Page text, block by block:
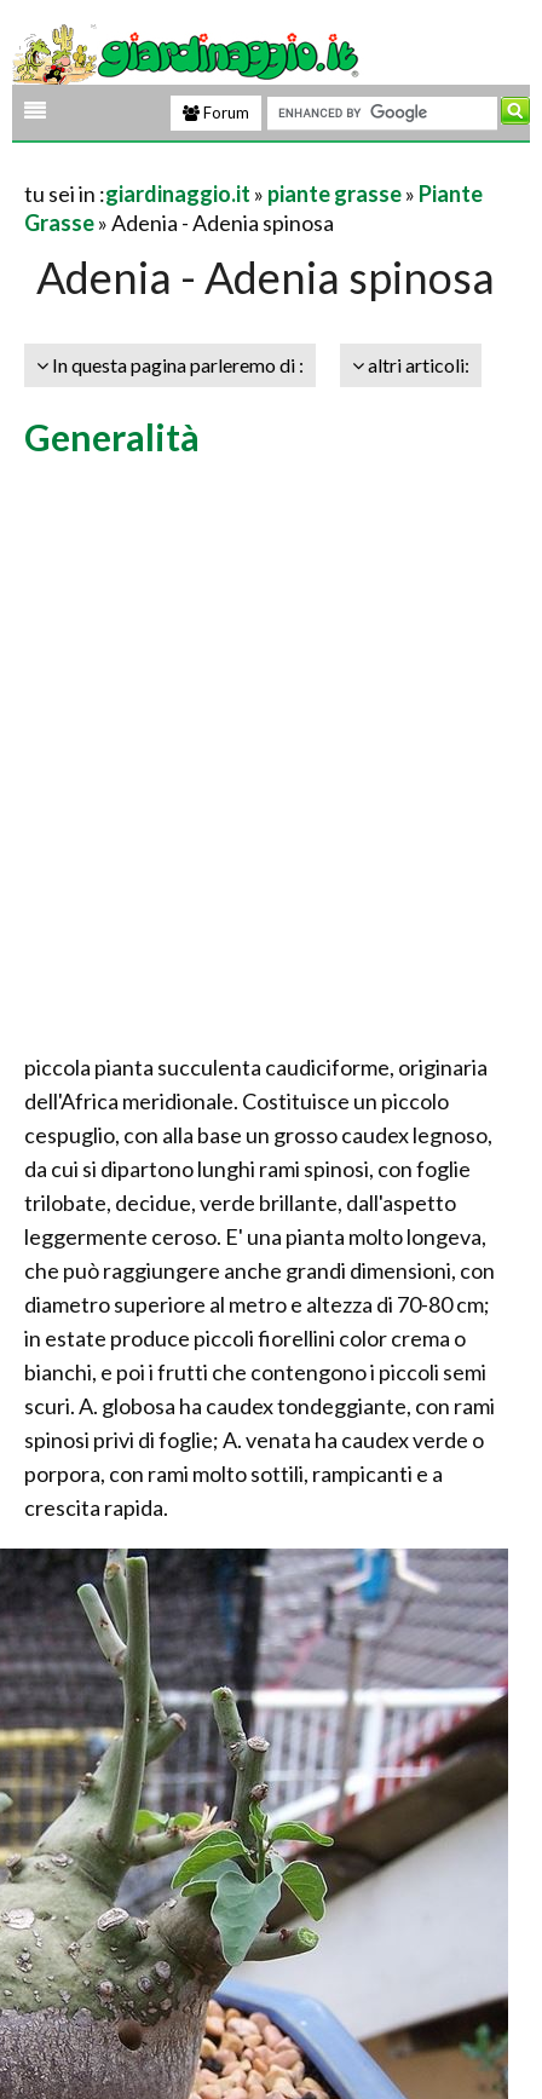
Forum
tu sei in :giardinaggio.it » piante grasse» Piante
Grasse» Adenia - Adenia spinosa
Adenia - Adenia spinosa
In questa pagina parleremo di : altri articoli:
Generalità
piccola pianta succulenta caudiciforme, originaria
dell'Africa meridionale. Costituisce un piccolo
cespuglio, con alla base un grosso caudex legnoso,
da cui si dipartono lunghi rami spinosi, con foglie
trilobate, decidue, verde brillante, dall'aspetto
leggermente ceroso. E' una pianta molto longeva,
che può raggiungere anche grandi dimensioni, con
diametro superiore al metro e altezza di 70-80 cm;
in estate produce piccoli fiorellini color crema o
bianchi, e poi i frutti che contengono i piccoli semi
scuri. A. globosa ha caudex tondeggiante, con rami
spinosi privi di foglie; A. venata ha caudex verde o
porpora, con rami molto sottili, rampicanti e a
crescita rapida.